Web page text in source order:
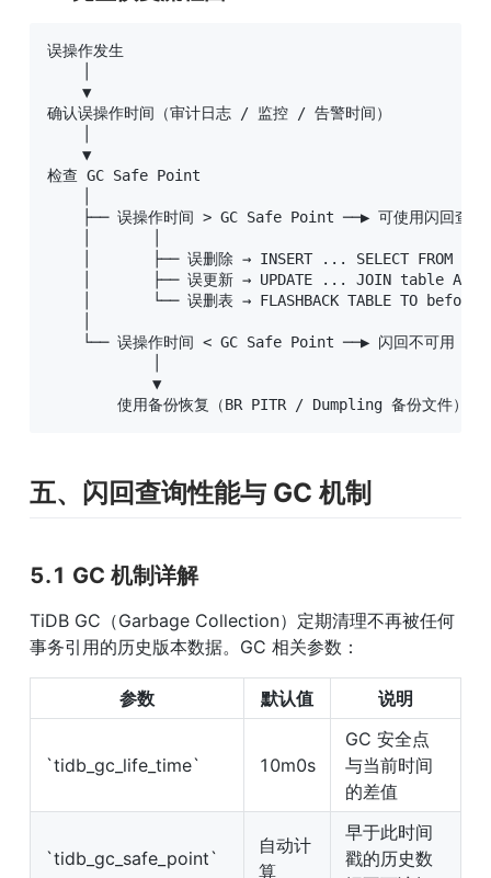
误操作发生
    ▼
确认误操作时间（审计日志 / 监控 / 告警时间）
    ▼
检查 GC Safe Point
├── 误操作时间 > GC Safe Point ──▶ 可使用闪回查询
│       ├── 误删除 → INSERT ... SELECT FROM
│       ├── 误更新 → UPDATE ... JOIN table AS
│       └── 误删表 → FLASHBACK TABLE TO
    └── 误操作时间 < GC Safe Point ──▶ 闪回不可用
            ▼
        使用备份恢复（BR PITR / Dumpling 备份文件）
五、闪回查询性能与 GC 机制
5.1 GC 机制详解
TiDB GC（Garbage Collection）定期清理不再被任何
事务引用的历史版本数据。GC 相关参数：
参数 默认值 说明
`tidb_gc_life_time` 10m0s
GC 安全点
与当前时间
的差值
`tidb_gc_safe_point`
自动计
算
早于此时间
戳的历史数